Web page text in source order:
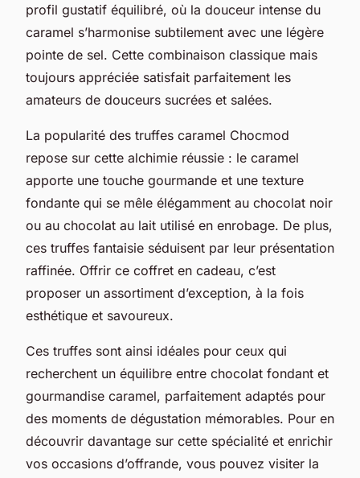
profil gustatif équilibré, où la douceur intense du
caramel s’harmonise subtilement avec une légère
pointe de sel. Cette combinaison classique mais
toujours appréciée satisfait parfaitement les
amateurs de douceurs sucrées et salées.
La popularité des truffes caramel Chocmod
repose sur cette alchimie réussie : le caramel
apporte une touche gourmande et une texture
fondante qui se mêle élégamment au chocolat noir
ou au chocolat au lait utilisé en enrobage. De plus,
ces truffes fantaisie séduisent par leur présentation
raffinée. Offrir ce coffret en cadeau, c’est
proposer un assortiment d’exception, à la fois
esthétique et savoureux.
Ces truffes sont ainsi idéales pour ceux qui
recherchent un équilibre entre chocolat fondant et
gourmandise caramel, parfaitement adaptés pour
des moments de dégustation mémorables. Pour en
découvrir davantage sur cette spécialité et enrichir
vos occasions d’offrande, vous pouvez visiter la